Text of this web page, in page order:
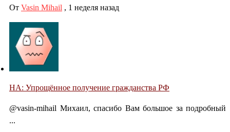
От Vasin Mihail , 1 неделя назад
НА: Упрощённое получение гражданства РФ
@vasin-mihail Михаил, спасибо Вам большое за подробный
...